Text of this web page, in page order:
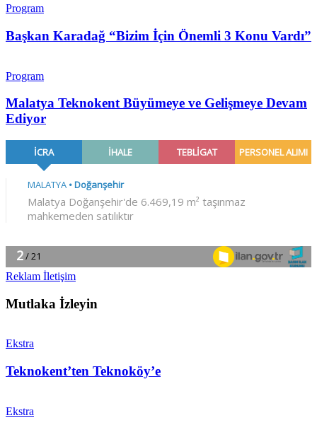
Program
Başkan Karadağ “Bizim İçin Önemli 3 Konu Vardı”
Program
Malatya Teknokent Büyümeye ve Gelişmeye Devam
Ediyor
Reklam İletişim
Mutlaka İzleyin
Ekstra
Teknokent’ten Teknoköy’e
Ekstra